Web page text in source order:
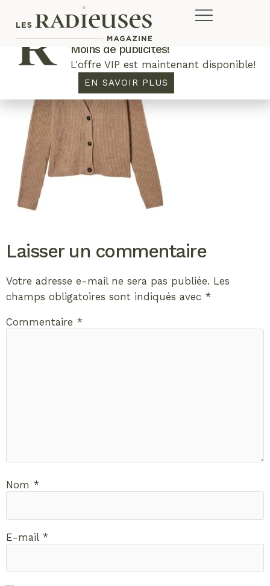
Laisser un commentaire
Votre adresse e-mail ne sera pas publiée. Les
champs obligatoires sont indiqués avec *
Commentaire *
Nom *
E-mail *
Plus de concours. Plus de rabais.
Moins de publicités!
L'offre VIP est maintenant disponible!
EN SAVOIR PLUS